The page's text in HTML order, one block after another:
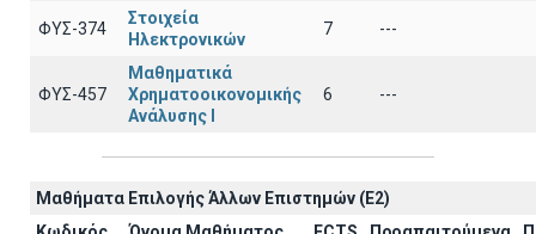
ΦΥΣ-374
Στοιχεία
Ηλεκτρονικών
7 ---
ΦΥΣ-457
Μαθηματικά
Χρηματοοικονομικής
Ανάλυσης Ι
6 ---
Μαθήματα Επιλογής Άλλων Επιστημών (Ε2)